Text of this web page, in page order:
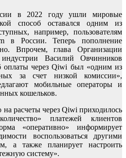
в 2022 году ушли мировые
способ оставался одним из
например, пользователям
в России. Теперь пополнение
Впрочем, глава Организации
индустрии Василий Овчинников
оплаты через Qiwi был «одним из
за счет низкой комиссии»,
мобильные операторы и
кошельков.
расчеты через Qiwi приходилось
платежей клиентов
«оперативно» информирует
воспользоваться другими
а также планирует настроить
систему».